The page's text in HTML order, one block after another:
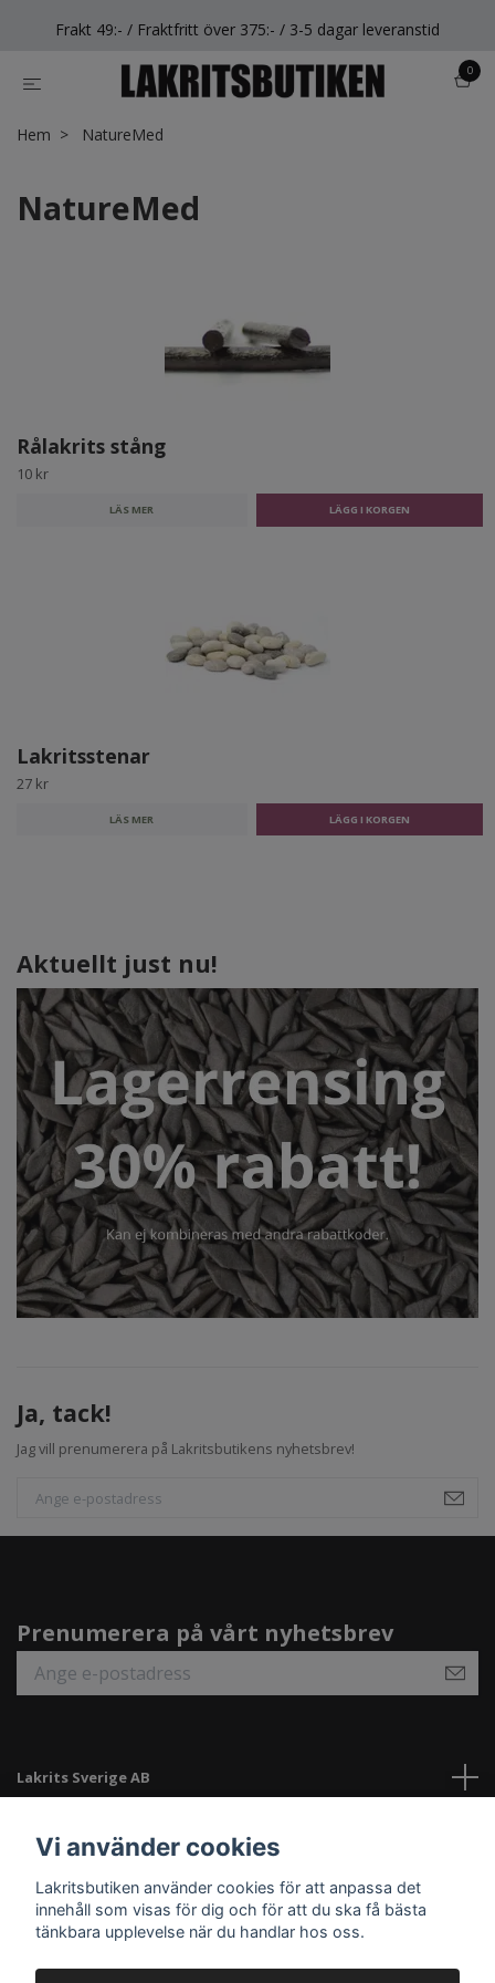
Frakt 49:- / Fraktfritt över 375:- / 3-5 dagar leveranstid
0
Aktuellt just nu!
Ja, tack!
Jag vill prenumerera på Lakritsbutikens nyhetsbrev!
Hem NatureMed
NatureMed
Rålakrits stång
10 kr
LÄS MER
Lakritsstenar
27 kr
LÄS MER
Prenumerera på vårt nyhetsbrev
Lakrits Sverige AB
Länkar
Sociala medier
Vi använder cookies
Lakritsbutiken använder cookies för att anpassa det
innehåll som visas för dig och för att du ska få bästa
tänkbara upplevelse när du handlar hos oss.